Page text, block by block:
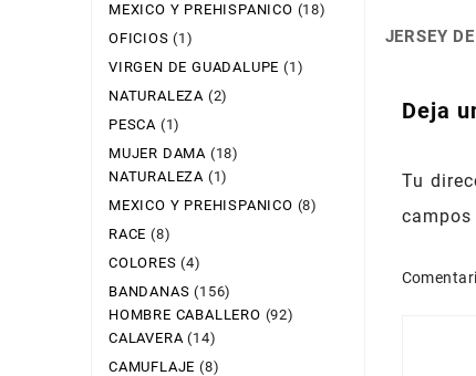
JERSEY
Deja
Tu
MEXICO Y PREHISPANICO (18)
OFICIOS (1)
VIRGEN DE GUADALUPE (1)
NATURALEZA (2)
PESCA (1)
MUJER DAMA (18)
NATURALEZA (1)
MEXICO Y PREHISPANICO (8)
RACE (8)
COLORES (4)
BANDANAS (156)
HOMBRE CABALLERO (92)
CALAVERA (14)
CAMUFLAJE (8)